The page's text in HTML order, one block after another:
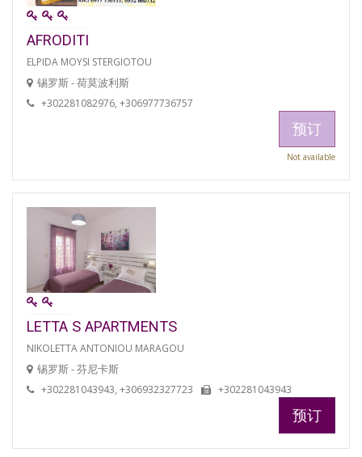
AFRODITI
ELPIDA MOYSI STERGIOTOU
锡罗斯 - 荷莫波利斯
+302281082976, +306977736757
预订
Not available
LETTA S APARTMENTS
NIKOLETTA ANTONIOU MARAGOU
锡罗斯 - 芬尼卡斯
+302281043943, +306932327723 +302281043943
预订